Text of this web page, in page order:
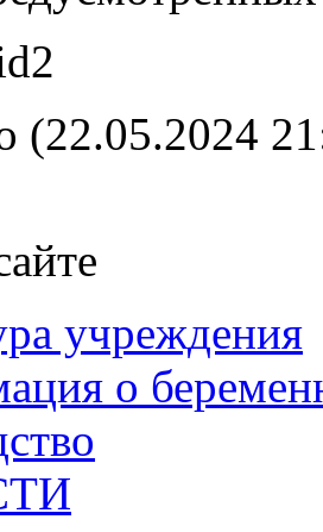
(22.05.2024
учреждения
о